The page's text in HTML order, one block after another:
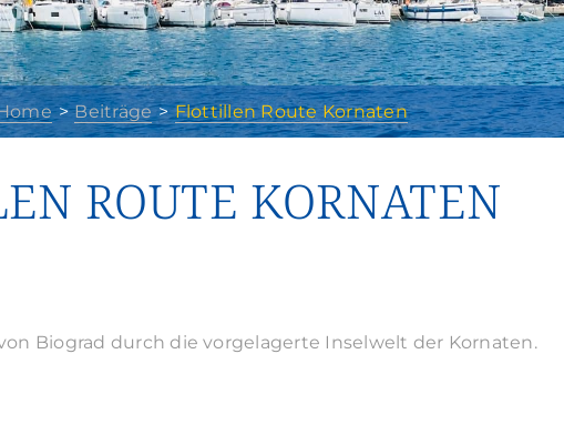
Beiträge Flottillen Route Kornaten
ROUTE KORNATEN
Biograd durch die vorgelagerte Inselwelt der Kornaten.